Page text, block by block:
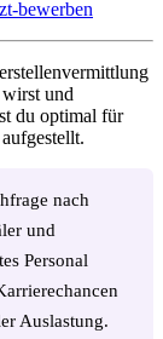
bewerben
und
du optimal für
nach
und
Personal
Auslastung.